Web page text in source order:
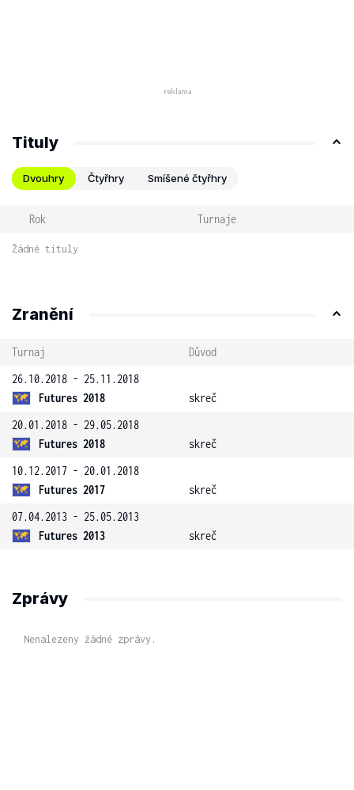
Tituly
Dvouhry Čtyřhry Smíšené čtyřhry
Rok Turnaje
Žádné tituly
Zranění
Turnaj
Důvod
26.10.2018 - 25.11.2018
Futures 2018
skreč
20.01.2018 - 29.05.2018
Futures 2018
skreč
10.12.2017 - 20.01.2018
Futures 2017
skreč
07.04.2013 - 25.05.2013
Futures 2013
skreč
Zprávy
Nenalezeny žádné zprávy.